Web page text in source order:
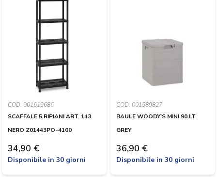
COD: 001619686
SCAFFALE 5 RIPIANI ART. 143
NERO Z01443PO-4100
34,90 €
Disponibile in 30 giorni
COD: 001589827
BAULE WOODY'S MINI 90 LT
GREY
36,90 €
Disponibile in 30 giorni